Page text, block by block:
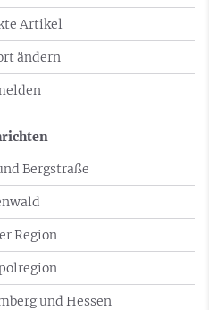
Artikel
ändern
Bergstraße
Region
und Hessen